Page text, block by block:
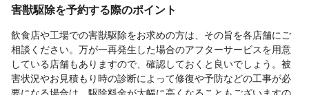
害獣駆除を予約する際のポイント
飲食店や工場での害獣駆除をお求めの方は、その旨を各店舗にご
相談ください。万が一再発生した場合のアフターサービスを用意
している店舗もありますので、確認しておくと良いでしょう。被
害状況やお見積もり時の診断によって修復や予防などの工事が必